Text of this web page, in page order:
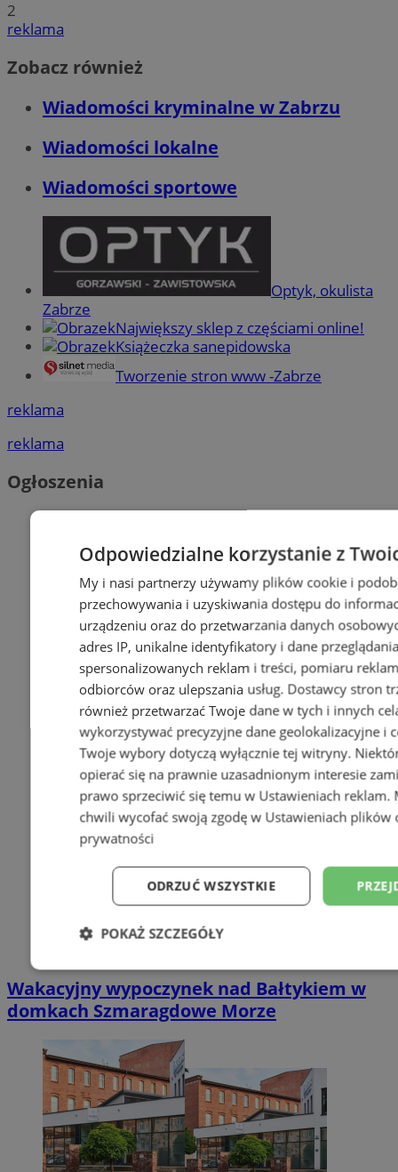
2
reklama
Zobacz również
Wiadomości kryminalne w Zabrzu
Wiadomości lokalne
Wiadomości sportowe
Optyk, okulista
Zabrze
Największy sklep z częściami online!
Książeczka sanepidowska
Tworzenie stron www -Zabrze
reklama
reklama
Ogłoszenia
Wakacyjny wypoczynek nad Bałtykiem w
domkach Szmaragdowe Morze
Odpowiedzialne korzystanie z
My i nasi partnerzy używamy plików cookie i
przechowywania i uzyskiwania dostępu do
urządzeniu oraz do przetwarzania danych
adres IP, unikalne identyfikatory i dane
spersonalizowanych reklam i treści, pomiaru
odbiorców oraz ulepszania usług. Dostawcy stron
również przetwarzać Twoje dane w tych i innych
wykorzystywać precyzyjne dane geolokalizacyjne i
Twoje wybory dotyczą wyłącznie tej witryny.
opierać się na prawnie uzasadnionym interesie
prawo sprzeciwić się temu w Ustawieniach reklam.
chwili wycofać swoją zgodę w Ustawieniach plików
prywatności
ODRZUĆ WSZYSTKIE
POKAŻ SZCZEGÓŁY
Niezbędne Wydajność
Niezbędne Wydajność Targetowanie